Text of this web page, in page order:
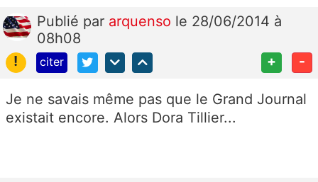
Publié par arquenso le 28/06/2014 à
08h08
!
citer + -
Je ne savais même pas que le Grand Journal
existait encore. Alors Dora Tillier...